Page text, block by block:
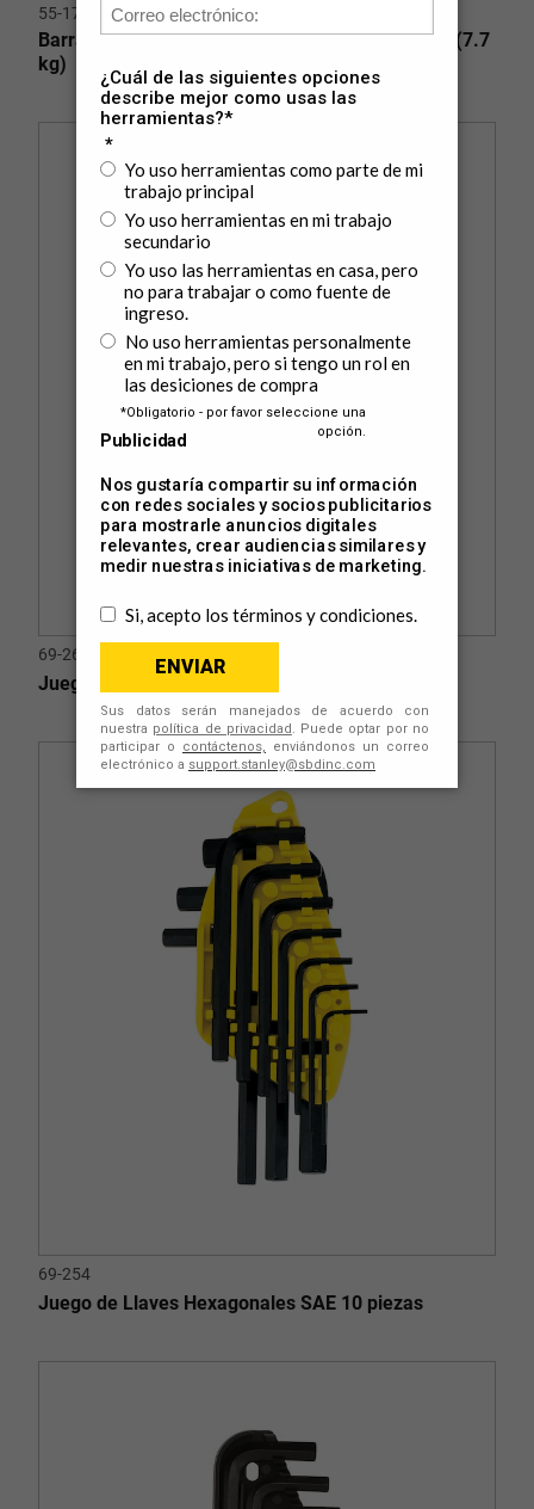
55-175
Barra Larga Hexagonal Recta 5.9' (1.8 m) 17 lbs (7.7
kg)
69-260
Juego de Llaves Plegables en Pulgadas 5 piezas
69-254
Juego de Llaves Hexagonales SAE 10 piezas